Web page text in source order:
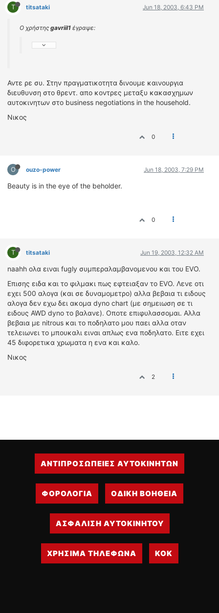
T titsataki Jun 18, 2003, 6:43 PM
Ο χρήστης gavriil1 έγραψε:
Αντε ρε συ. Στην πραγματικοτητα δινουμε καινουργια
διευθυνση στο θρεντ. απο κοντρες μεταξυ κακασχημων
αυτοκινητων στο business negotiations in the household.
Νικος
0
O ouzo-power Jun 18, 2003, 7:29 PM
Beauty is in the eye of the beholder.
0
T titsataki Jun 19, 2003, 12:32 AM
naahh ολα ειναι fugly συμπεραλαμβανομενου και του EVO.
Επισης ειδα και το φιλμακι πως εφτειαξαν το EVO. Λενε οτι
εχει 500 αλογα (και σε δυναμομετρο) αλλα βεβαια τι ειδους
αλογα δεν εχω δει ακομα dyno chart (με σημειωση σε τι
ειδους AWD dyno το βαλανε). Οποτε επιφυλασσομαι. Αλλα
βεβαια με nitrous και το ποδηλατο μου παει αλλα οταν
τελειωνει το μπουκαλι ειναι απλως ενα ποδηλατο. Ειτε εχει
45 διφορετικα χρωματα η ενα και καλο.
Νικος
2
ΑΝΤΙΠΡΟΣΩΠΕΙΕΣ ΑΥΤΟΚΙΝΗΤΩΝ
ΦΟΡΟΛΟΓΙΑ ΟΔΙΚΗ ΒΟΗΘΕΙΑ
ΑΣΦΑΛΙΣΗ ΑΥΤΟΚΙΝΗΤΟΥ
ΧΡΗΣΙΜΑ ΤΗΛΕΦΩΝΑ ΚΟΚ